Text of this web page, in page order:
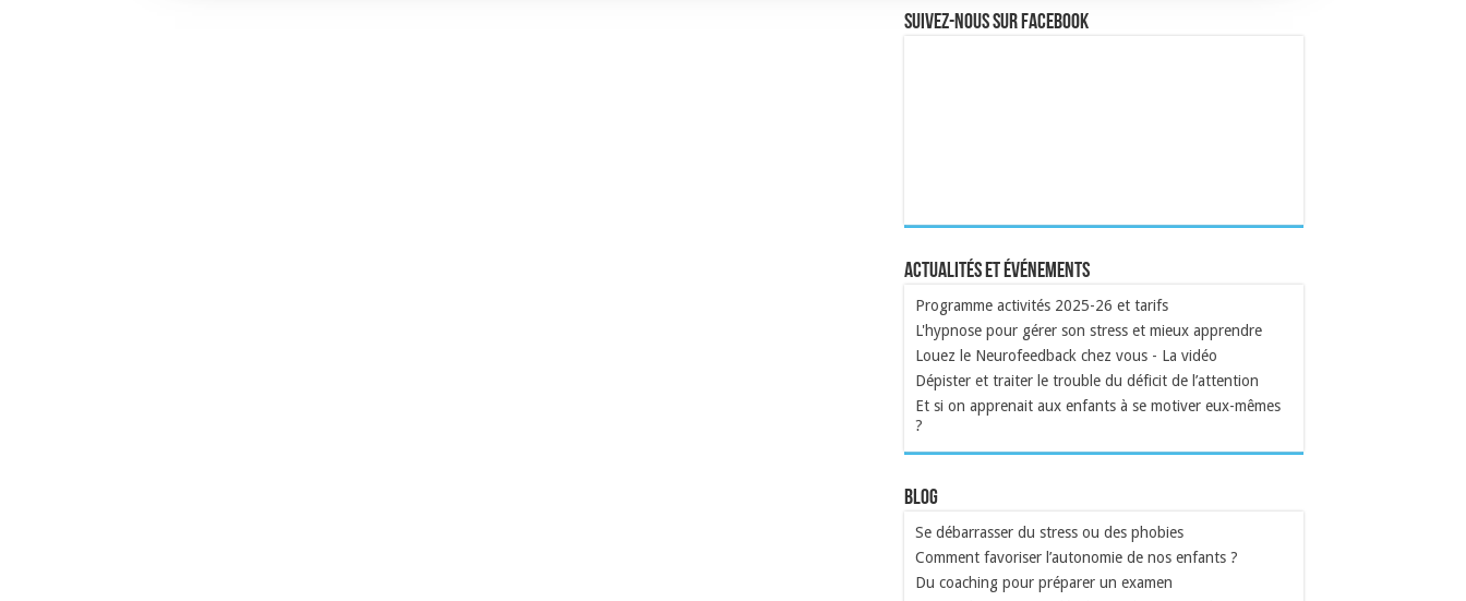
Suivez-nous sur Facebook
Actualités et événements
Programme activités 2025-26 et tarifs
L'hypnose pour gérer son stress et mieux apprendre
Louez le Neurofeedback chez vous - La vidéo
Dépister et traiter le trouble du déficit de l’attention
Et si on apprenait aux enfants à se motiver eux-mêmes
?
Blog
Se débarrasser du stress ou des phobies
Comment favoriser l’autonomie de nos enfants ?
Du coaching pour préparer un examen